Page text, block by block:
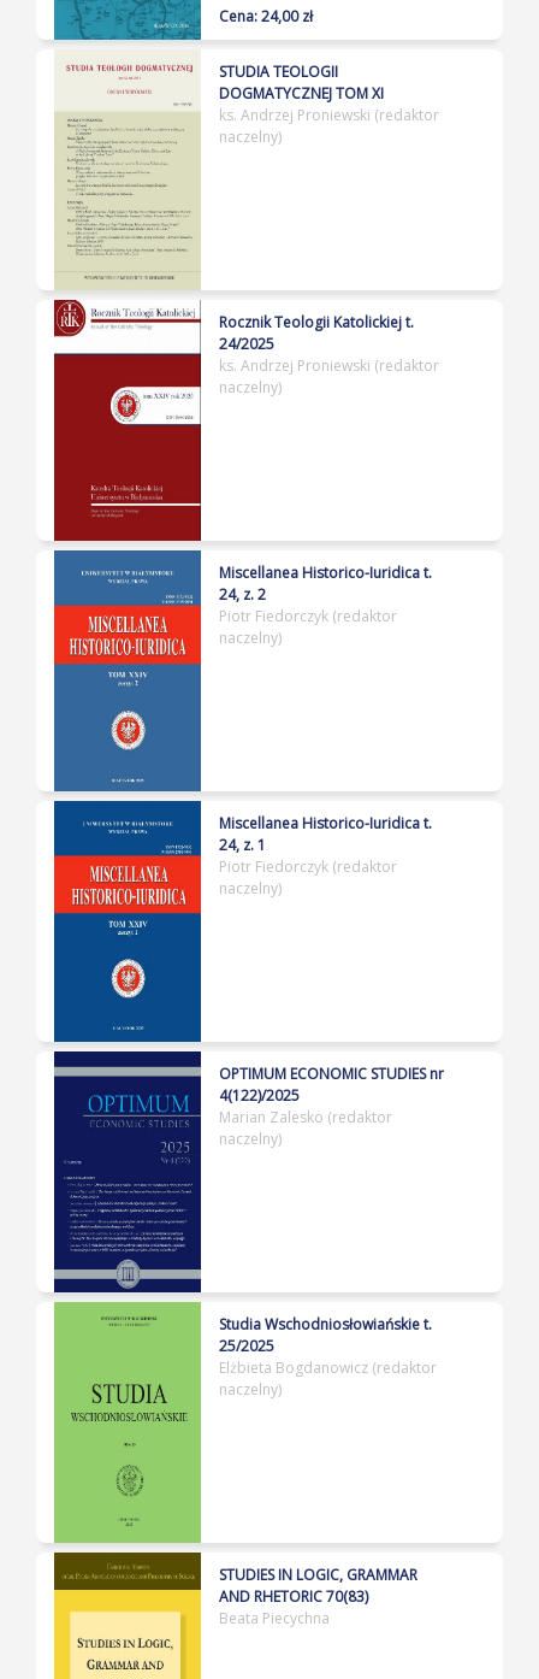
Cena: 24,00 zł
STUDIA TEOLOGII
DOGMATYCZNEJ TOM XI
ks. Andrzej Proniewski (redaktor
naczelny)
Rocznik Teologii Katolickiej t.
24/2025
ks. Andrzej Proniewski (redaktor
naczelny)
Miscellanea Historico-Iuridica t.
24, z. 2
Piotr Fiedorczyk (redaktor
naczelny)
Miscellanea Historico-Iuridica t.
24, z. 1
Piotr Fiedorczyk (redaktor
naczelny)
OPTIMUM ECONOMIC STUDIES nr
4(122)/2025
Marian Zalesko (redaktor
naczelny)
Studia Wschodniosłowiańskie t.
25/2025
Elżbieta Bogdanowicz (redaktor
naczelny)
STUDIES IN LOGIC, GRAMMAR
AND RHETORIC 70(83)
Beata Piecychna